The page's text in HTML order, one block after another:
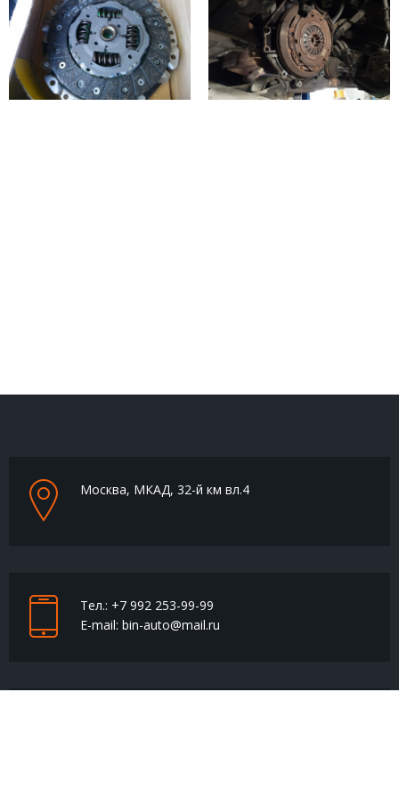
заедают его ступицы на шлицах первичного вала
коробки передач;
попал воздух в систему гидропривода или
произошла утечка и т.д.
сцепление нуждается в замене или ремонте. Во
говорит об изношенности механизма. Замена
сцепления Опель Астра h механика.
Москва, МКАД, 32-й км вл.4
Тел.: +7 992 253-99-99
E-mail: bin-auto@mail.ru